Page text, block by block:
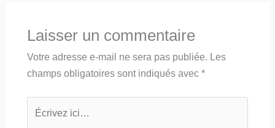
Laisser un commentaire
Votre adresse e-mail ne sera pas publiée. Les
champs obligatoires sont indiqués avec *